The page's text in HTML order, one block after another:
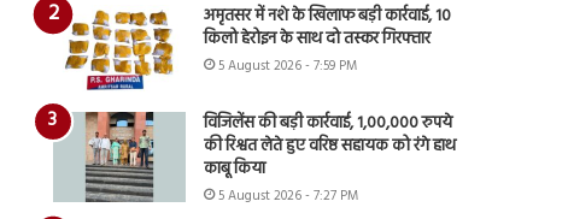
अमृतसर में नशे के खिलाफ बड़ी कार्रवाई, 10
किलो हेरोइन के साथ दो तस्कर गिरफ्तार
5 August 2026 - 7:59 PM
विजिलेंस की बड़ी कार्रवाई, 1,00,000 रुपये
की रिश्वत लेते हुए वरिष्ठ सहायक को रंगे हाथ
काबू किया
5 August 2026 - 7:27 PM